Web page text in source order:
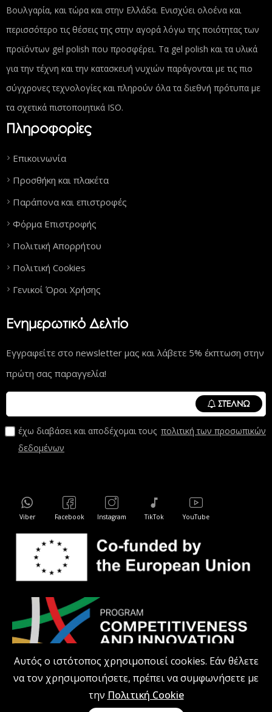
Βουλγαρία, και τώρα και στην Ελλάδα. Ενισχύει ολοένα και
περισσότερο τις θέσεις της στην αγορά λόγω της ποιότητας των
προϊόντων gel polish που προσφέρει. Τα gel polish και τα υλικά
για την τέχνη και την κατασκευή νυχιών παράγονται με τις πιο
σύγχρονες τεχνολογίες και πληρούν όλα τα διεθνή πρότυπα με
τα σχετικά πιστοποιητικά ISO.
Πληροφορίες
Επικοινωνία
Προσθήκη και πλακέτα
Παράπονα και επιστροφές
Φόρμα Επιστροφής
Πολιτική Απορρήτου
Πολιτική Cookies
Γενικοί Όροι Χρήσης
Ενημερωτικό Δελτίο
Εγγραφείτε στο newsletter μας και λάβετε 5% έκπτωση στην
πρώτη σας παραγγελία!
ΣΤΈΛΝΩ
έχω διαβάσει και αποδέχομαι τους πολιτική των προσωπικών
δεδομένων
Viber Facebook Instagram TikTok YouTube
kodiprofessional.gr © 2026 Με επιφύλαξη παντός δικαιώματος.
Αυτός ο ιστότοπος χρησιμοποιεί cookies. Εάν θέλετε
να τον χρησιμοποιήσετε, πρέπει να συμφωνήσετε με
την Πολιτική Cookie